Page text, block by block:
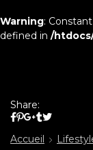
Warning:
defined in /
Share:
Accueil